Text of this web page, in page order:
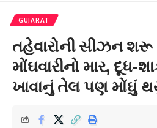
GUJARAT
તહેવારોની સીઝન
મોંઘવારીનો માર, દૂધ-
ખાવાનું તેલ પણ મોંઘું